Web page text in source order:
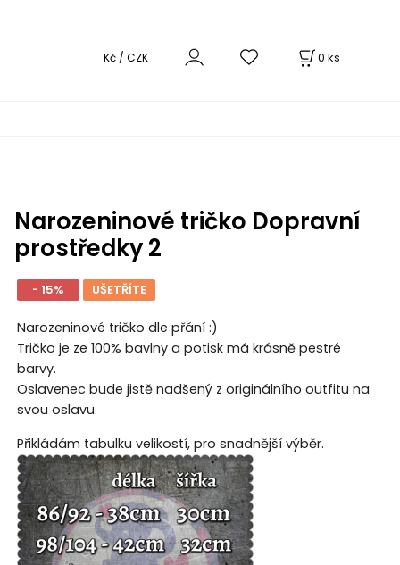
0 ks
Kč / CZK
Narozeninové tričko Dopravní
prostředky 2
- 15% UŠETŘÍTE
Narozeninové tričko dle přání :)
Tričko je ze 100% bavlny a potisk má krásně pestré
barvy.
Oslavenec bude jistě nadšený z originálního outfitu na
svou oslavu.
Přikládám tabulku velikostí, pro snadnější výběr.